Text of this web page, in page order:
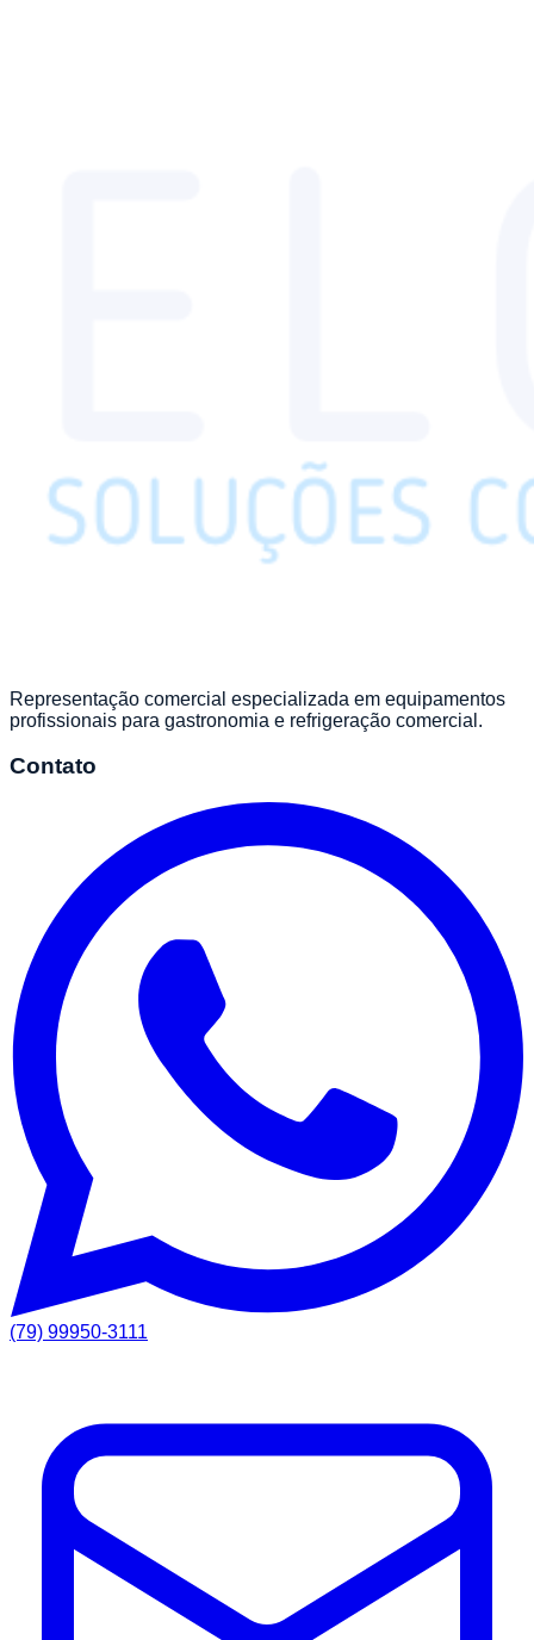
Representação comercial especializada em equipamentos
profissionais para gastronomia e refrigeração comercial.
Contato
(79) 99950-3111